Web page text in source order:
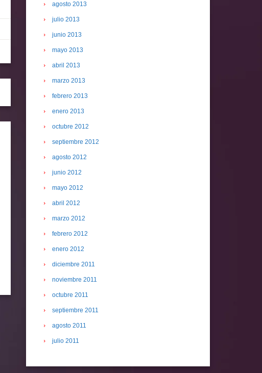
agosto 2013
julio 2013
junio 2013
mayo 2013
abril 2013
marzo 2013
febrero 2013
enero 2013
octubre 2012
septiembre 2012
agosto 2012
junio 2012
mayo 2012
abril 2012
marzo 2012
febrero 2012
enero 2012
diciembre 2011
noviembre 2011
octubre 2011
septiembre 2011
agosto 2011
julio 2011